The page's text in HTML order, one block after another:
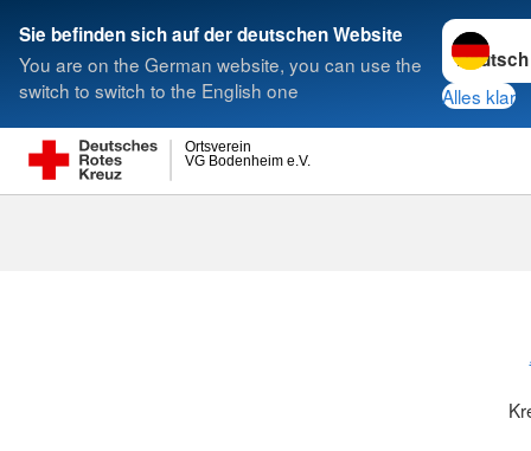
Sie befinden sich auf der deutschen Website
You are on the German website, you can use the
switch to switch to the English one
Sprache
Alles klar
VG Bodenheim e.V.
Ortsverein
Suche